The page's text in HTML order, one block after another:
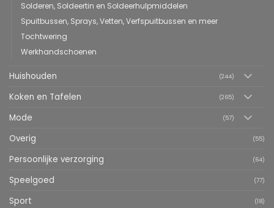
Solderen, Soldeertin en Soldeerhulpmiddelen
Spuitbussen, Sprays, Vetten, Verfspuitbussen en meer
Tochtwering
Werkhandschoenen
Huishouden (244)
Koken en Tafelen (265)
Mode (57)
Overig (55)
Persoonlijke verzorging (64)
Speelgoed (77)
Sport (18)